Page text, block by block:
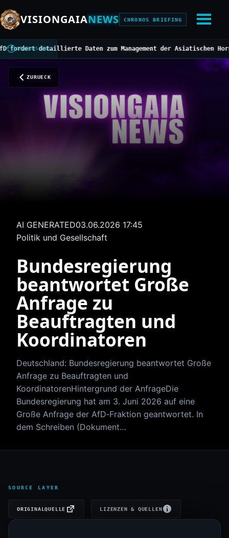
VISIONGAIANEWS CHRONOS BRIEFING
CHRONOS BUS
detaillierte Daten zum Management der Asiatischen Hornisse
ZURUECK
AI GENERATED03.06.2026 17:45
Politik und Gesellschaft
Bundesregierung
beantwortet Große
Anfrage zu
Beauftragten und
Koordinatoren
Deutschland: Bundesregierung beantwortet Große
Anfrage zu Beauftragten und
KoordinatorenHintergrund der AnfrageDie
Bundesregierung hat am 3. Juni 2026 auf eine
Große Anfrage der AfD‑Fraktion geantwortet. In
dem Schreiben (Dokument…
SOURCE LAYER
ORIGINALQUELLE LIZENZEN & QUELLEN